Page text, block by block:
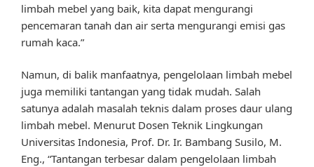
limbah mebel yang baik, kita dapat mengurangi
pencemaran tanah dan air serta mengurangi emisi gas
rumah kaca.”
Namun, di balik manfaatnya, pengelolaan limbah mebel
juga memiliki tantangan yang tidak mudah. Salah
satunya adalah masalah teknis dalam proses daur ulang
limbah mebel. Menurut Dosen Teknik Lingkungan
Universitas Indonesia, Prof. Dr. Ir. Bambang Susilo, M.
Eng., “Tantangan terbesar dalam pengelolaan limbah